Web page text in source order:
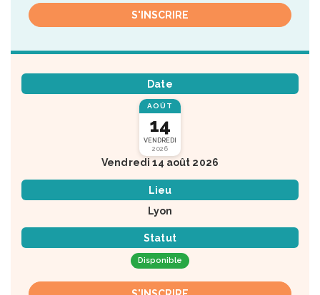
S'INSCRIRE
Date
AOÛT
14
VENDREDI
2026
Vendredi 14 août 2026
Lieu
Lyon
Statut
Disponible